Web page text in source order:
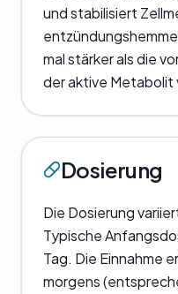
und stabilisiert
mal stärker als die
der aktive Metabolit
Dosierung
Die Dosierung
Typische
Tag. Die Einnahme
morgens